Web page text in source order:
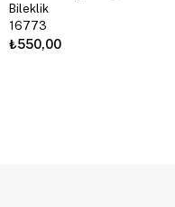
Bileklik
16773
₺550,00